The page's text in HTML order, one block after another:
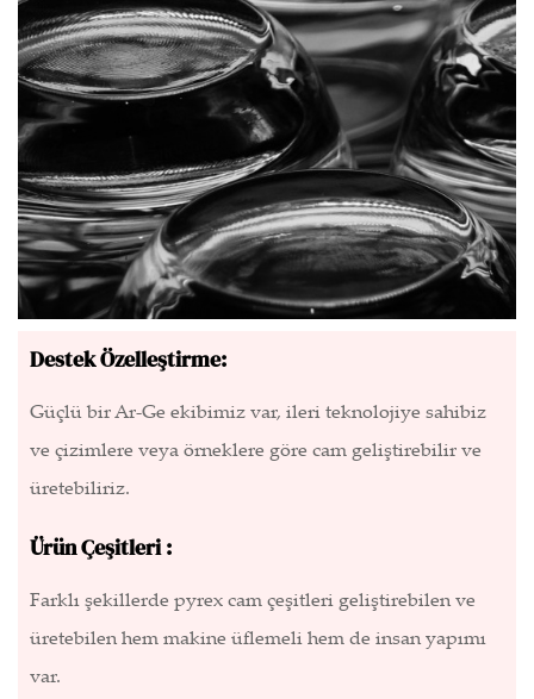
Destek Özelleştirme:
Güçlü bir Ar-Ge ekibimiz var, ileri teknolojiye sahibiz
ve çizimlere veya örneklere göre cam geliştirebilir ve
üretebiliriz.
Ürün Çeşitleri :
Farklı şekillerde pyrex cam çeşitleri geliştirebilen ve
üretebilen hem makine üflemeli hem de insan yapımı
var.